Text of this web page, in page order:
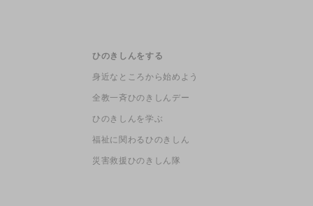
ひのきしんをする
身近なところから始めよう
全教一斉ひのきしんデー
ひのきしんを学ぶ
福祉に関わるひのきしん
災害救援ひのきしん隊